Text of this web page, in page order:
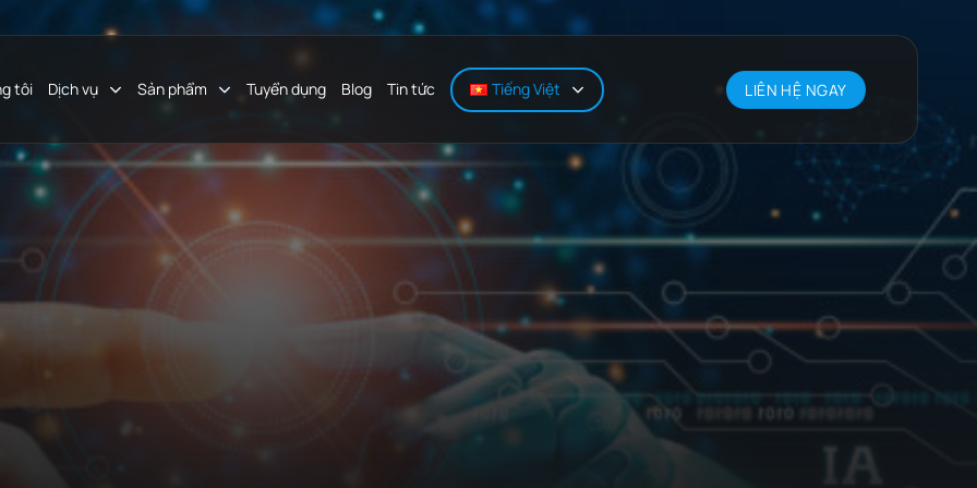
tôi Dịch vụ Sản phẩm Tuyển dụng Blog Tin tức Tiếng Việt LIÊN HỆ NGAY